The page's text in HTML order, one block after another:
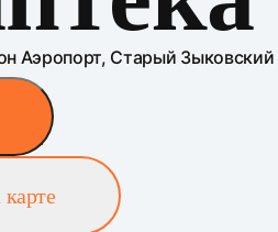
Аэропорт, Старый Зыковский